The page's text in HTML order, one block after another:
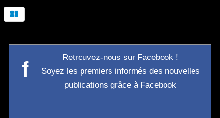
f
Retrouvez-nous sur Facebook !
Soyez les premiers informés des nouvelles
publications grâce à Facebook